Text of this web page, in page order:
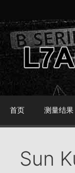
内
容
首页 测量结果
Sun